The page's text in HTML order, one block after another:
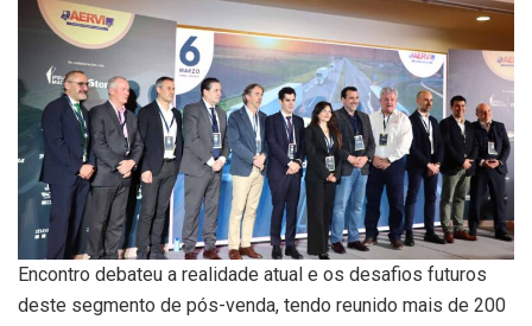
Encontro debateu a realidade atual e os desafios futuros
deste segmento de pós-venda, tendo reunido mais de 200